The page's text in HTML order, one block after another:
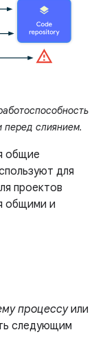
перед слиянием.
общие
для
проектов
общими и
процессуили
следующим